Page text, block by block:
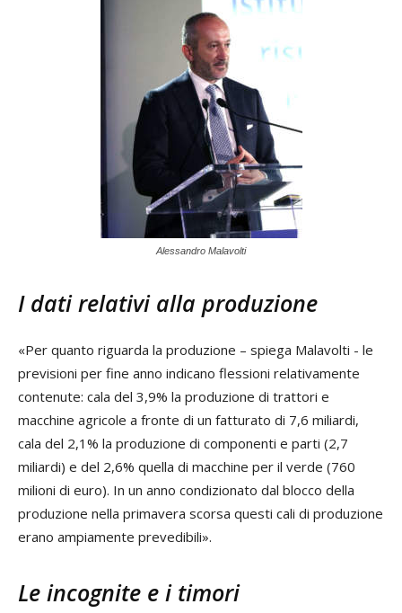
Alessandro Malavolti
I dati relativi alla produzione
«Per quanto riguarda la produzione – spiega Malavolti - le
previsioni per fine anno indicano flessioni relativamente
contenute: cala del 3,9% la produzione di trattori e
macchine agricole a fronte di un fatturato di 7,6 miliardi,
cala del 2,1% la produzione di componenti e parti (2,7
miliardi) e del 2,6% quella di macchine per il verde (760
milioni di euro). In un anno condizionato dal blocco della
produzione nella primavera scorsa questi cali di produzione
erano ampiamente prevedibili».
Le incognite e i timori